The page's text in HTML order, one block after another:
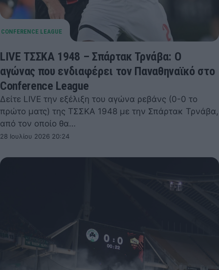
LIVE ΤΣΣΚΑ 1948 – Σπάρτακ Τρνάβα: Ο
αγώνας που ενδιαφέρει τον Παναθηναϊκό στο
Conference League
Δείτε LIVE την εξέλιξη του αγώνα ρεβάνς (0-0 το
πρώτο ματς) της ΤΣΣΚΑ 1948 με την Σπάρτακ Τρνάβα,
από τον οποίο θα…
28 Ιουλίου 2026 20:24